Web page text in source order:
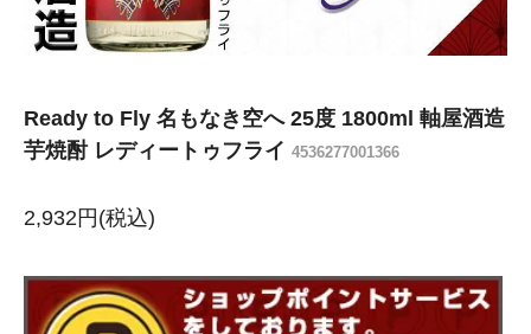
Ready to Fly 名もなき空へ 25度 1800ml 軸屋酒造
芋焼酎 レディートゥフライ 4536277001366
2,932円(税込)